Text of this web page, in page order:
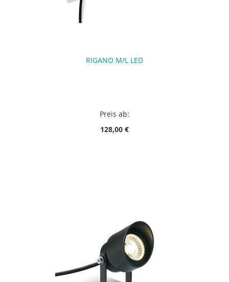
RIGANO M/L LED
Preis ab:
128,00 €